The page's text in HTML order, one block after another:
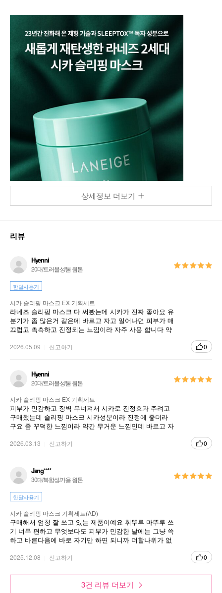
상세정보 더보기
리뷰
Hyenni
20대/트러블성/봄 웜톤
한달사용기
시카 슬리핑 마스크 EX 기획세트
라네즈 슬리핑 마스크 다 써봤는데 시카가 진짜 좋아요 유
분기가 좀 많은거 같은데 바르고 자고 일어나면 피부가 매
끄럽고 촉촉하고 진정되는 느낌이라 자주 사용 합니다 약
2026.05.09 신고하기 0
Hyenni
20대/트러블성/봄 웜톤
시카 슬리핑 마스크 EX 기획세트
피부가 민감하고 장벽 무너져서 시카로 진정효과 주려고
구매했는데 슬리핑 마스크 시카성분이라 진정에 좋더라
구요 좀 꾸덕한 느낌이라 약간 무거운 느낌인데 바르고 자
2026.03.13 신고하기 0
Jang****
30대/복합성/가을 웜톤
한달사용기
시카 슬리핑 마스크 기획세트(AD)
구매해서 엄청 잘 쓰고 있는 제품이예요 휘뚜루 마뚜루 쓰
기 너무 편하고 무엇보다도 피부가 민감한 날에는 그냥 쓱
하고 바른다음에 바로 자기만 하면 되니까 더할나위가 없
2025.12.08 신고하기 0
3건 리뷰 더보기